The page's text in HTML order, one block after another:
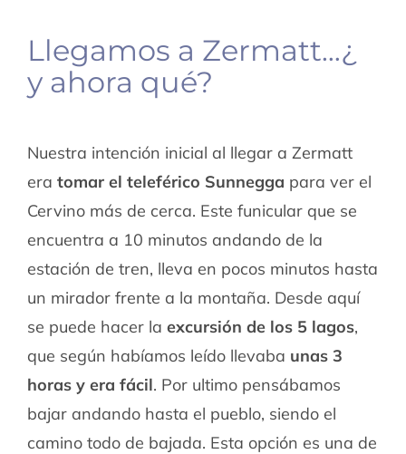
Llegamos a Zermatt…¿
y ahora qué?
Nuestra intención inicial al llegar a Zermatt
era tomar el teleférico Sunnegga para ver el
Cervino más de cerca. Este funicular que se
encuentra a 10 minutos andando de la
estación de tren, lleva en pocos minutos hasta
un mirador frente a la montaña. Desde aquí
se puede hacer la excursión de los 5 lagos,
que según habíamos leído llevaba unas 3
horas y era fácil. Por ultimo pensábamos
bajar andando hasta el pueblo, siendo el
camino todo de bajada. Esta opción es una de